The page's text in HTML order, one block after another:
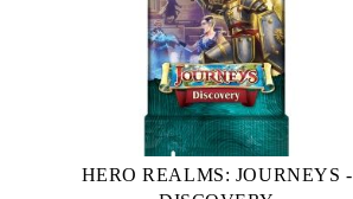
HERO REALMS: JOURNEYS -